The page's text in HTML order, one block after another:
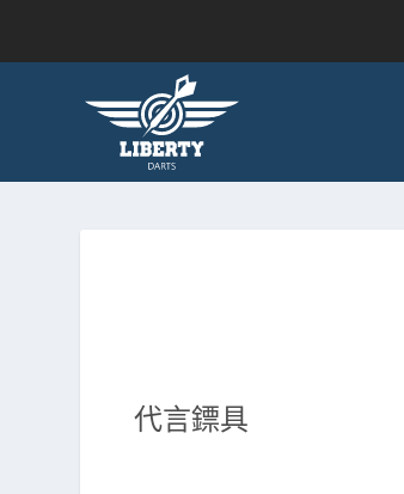
代言鏢具